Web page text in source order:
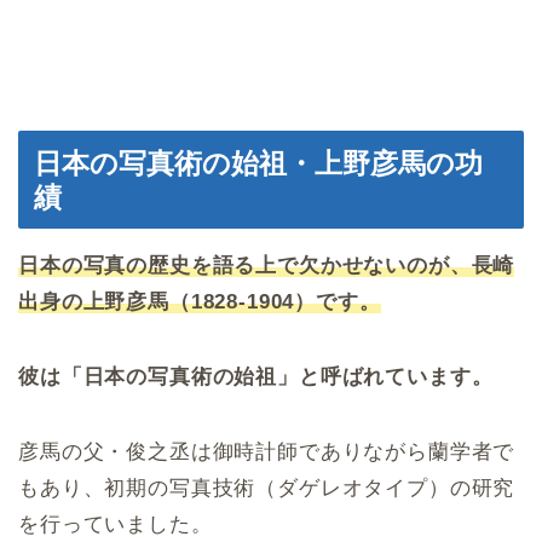
日本の写真術の始祖・上野彦馬の功
績
日本の写真の歴史を語る上で欠かせないのが、長崎
出身の上野彦馬（1828-1904）です。
彼は「日本の写真術の始祖」と呼ばれています。
彦馬の父・俊之丞は御時計師でありながら蘭学者で
もあり、初期の写真技術（ダゲレオタイプ）の研究
を行っていました。